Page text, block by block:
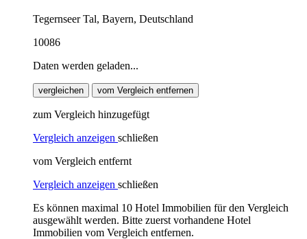
Tegernseer Tal, Bayern, Deutschland
10086
Daten werden geladen...
vergleichen vom Vergleich entfernen
zum Vergleich hinzugefügt
Vergleich anzeigen schließen
vom Vergleich entfernt
Vergleich anzeigen schließen
Es können maximal 10 Hotel Immobilien für den Vergleich
ausgewählt werden. Bitte zuerst vorhandene Hotel
Immobilien vom Vergleich entfernen.